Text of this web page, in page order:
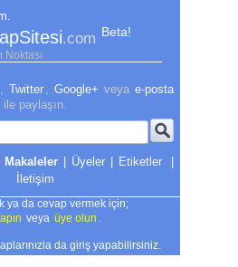
.com Beta!
Noktası
Twitter Google+ veya e-posta
ile paylaşın.
Makaleler | Üyeler | Etiketler
|
İletişim
ya da cevap vermek için;
veya üye olun
da giriş yapabilirsiniz.